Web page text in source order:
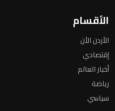
الأقسام
الأردن الأن
إقتصادي
أخبار العالم
رياضة
سياسي